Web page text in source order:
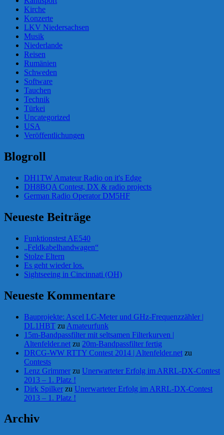
Kirche
Konzerte
LKV Niedersachsen
Musik
Niederlande
Reisen
Rumänien
Schweden
Software
Tauchen
Technik
Türkei
Uncategorized
USA
Veröffentlichungen
Blogroll
DH1TW Amateur Radio on it's Edge
DH8BQA Contest, DX & radio projects
German Radio Operator DM5HF
Neueste Beiträge
Funktionstest AE540
„Feldkabelhandwagen“
Stolze Eltern
Es geht wieder los.
Sightseeing in Cincinnati (OH)
Neueste Kommentare
Bauprojekte: Ascel LC-Meter und GHz-Frequenzzähler |
DL1HBT zu Amateurfunk
15m-Bandpassfilter mit seltsamen Filterkurven |
Altenfelder.net zu 20m-Bandpassfilter fertig
DRCG-WW RTTY Contest 2014 | Altenfelder.net zu
Contests
Lenz Grimmer zu Unerwarteter Erfolg im ARRL-DX-Contest
2013 – 1. Platz !
Dirk Spilker zu Unerwarteter Erfolg im ARRL-DX-Contest
2013 – 1. Platz !
Archiv